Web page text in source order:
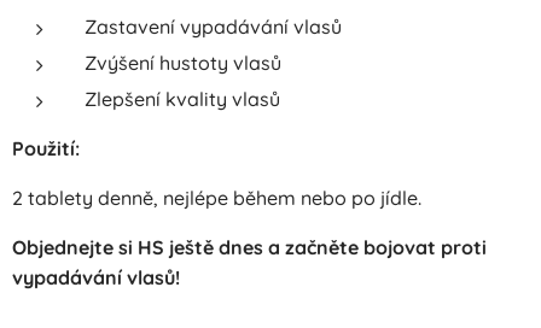
Zastavení vypadávání vlasů
Zvýšení hustoty vlasů
Zlepšení kvality vlasů
Použití:
2 tablety denně, nejlépe během nebo po jídle.
Objednejte si HS ještě dnes a začněte bojovat proti
vypadávání vlasů!